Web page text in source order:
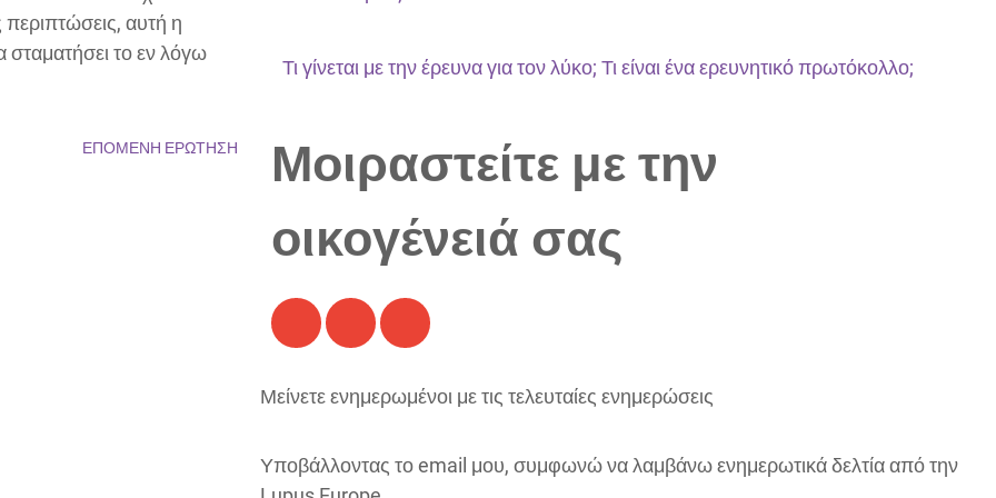
αυτή η
σταματήσει το εν λόγω
ΕΠΌΜΕΝΗ ΕΡΏΤΗΣΗ
Τι γίνεται με την έρευνα για τον λύκο; Τι είναι ένα ερευνητικό πρωτόκολλο;
Μοιραστείτε με την
οικογένειά σας
Μείνετε ενημερωμένοι με τις τελευταίες ενημερώσεις
Υποβάλλοντας το email μου, συμφωνώ να λαμβάνω ενημερωτικά δελτία από την